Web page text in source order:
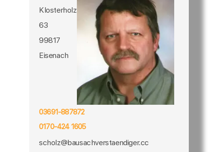
Klosterholz
63
99817
Eisenach
03691-887872
0170-424 1605
scholz@bausachverstaendiger.cc